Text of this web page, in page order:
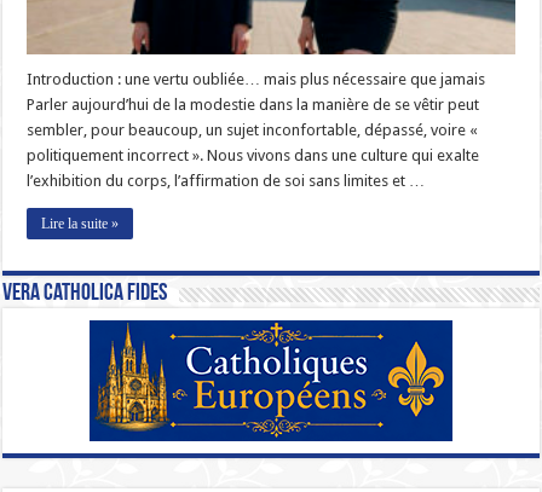
enseignements
éternels
Catéchisme
Introduction : une vertu oubliée… mais plus nécessaire que jamais
Parler aujourd’hui de la modestie dans la manière de se vêtir peut
sembler, pour beaucoup, un sujet inconfortable, dépassé, voire «
politiquement incorrect ». Nous vivons dans une culture qui exalte
l’exhibition du corps, l’affirmation de soi sans limites et …
Lire la suite »
Vera Catholica Fides